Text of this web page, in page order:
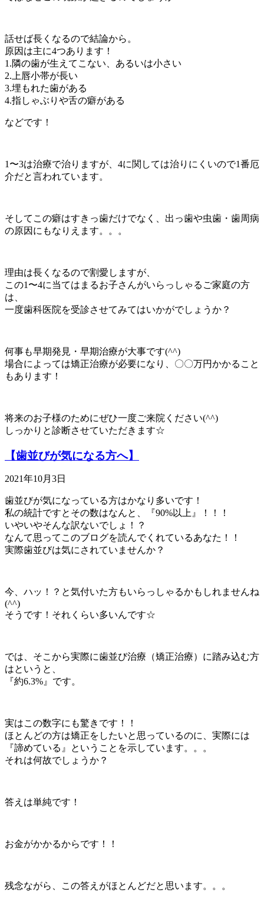
話せば長くなるので結論から。
原因は主に4つあります！
1.隣の歯が生えてこない、あるいは小さい
2.上唇小帯が長い
3.埋もれた歯がある
4.指しゃぶりや舌の癖がある
などです！
1〜3は治療で治りますが、4に関しては治りにくいので1番厄
介だと言われています。
そしてこの癖はすきっ歯だけでなく、出っ歯や虫歯・歯周病
の原因にもなりえます。。。
理由は長くなるので割愛しますが、
この1〜4に当てはまるお子さんがいらっしゃるご家庭の方
は、
一度歯科医院を受診させてみてはいかがでしょうか？
何事も早期発見・早期治療が大事です(^^)
場合によっては矯正治療が必要になり、〇〇万円かかること
もあります！
将来のお子様のためにぜひ一度ご来院ください(^^)
しっかりと診断させていただきます☆
【歯並びが気になる方へ】
2021年10月3日
歯並びが気になっている方はかなり多いです！
私の統計ですとその数はなんと、『90%以上』！！！
いやいやそんな訳ないでしょ！？
なんて思ってこのブログを読んでくれているあなた！！
実際歯並びは気にされていませんか？
今、ハッ！？と気付いた方もいらっしゃるかもしれませんね
(^^)
そうです！それくらい多いんです☆
では、そこから実際に歯並び治療（矯正治療）に踏み込む方
はというと、
『約6.3%』です。
実はこの数字にも驚きです！！
ほとんどの方は矯正をしたいと思っているのに、実際には
『諦めている』ということを示しています。。。
それは何故でしょうか？
答えは単純です！
お金がかかるからです！！
残念ながら、この答えがほとんどだと思います。。。